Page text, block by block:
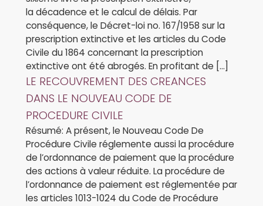
la décadence et le calcul de délais. Par
conséquence, le Décret-loi no. 167/1958 sur la
prescription extinctive et les articles du Code
Civile du 1864 concernant la prescription
extinctive ont été abrogés. En profitant de […]
LE RECOUVREMENT DES CREANCES
DANS LE NOUVEAU CODE DE
PROCEDURE CIVILE
Résumé: A présent, le Nouveau Code De
Procédure Civile réglemente aussi la procédure
de l’ordonnance de paiement que la procédure
des actions à valeur réduite. La procédure de
l’ordonnance de paiement est réglementée par
les articles 1013-1024 du Code de Procédure